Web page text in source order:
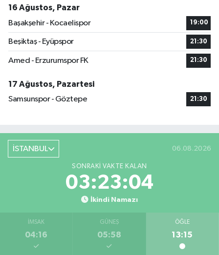
16 Ağustos, Pazar
Başakşehir - Kocaelispor
19:00
Beşiktaş - Eyüpspor 21:30
Amed - Erzurumspor FK 21:30
17 Ağustos, Pazartesi
Samsunspor - Göztepe
21:30
İSTANBUL 06.08.2026
SONRAKI VAKTE KALAN
03:23:03
İkindi Namazı
İMSAK
04:16
GÜNEŞ
05:58
ÖĞLE
13:15